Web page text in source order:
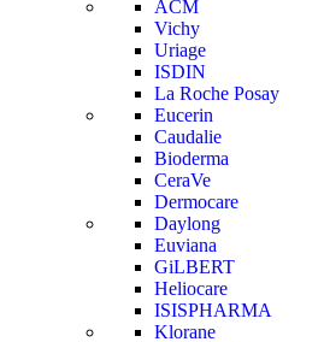
ACM
Vichy
Uriage
ISDIN
La Roche Posay
Eucerin
Caudalie
Bioderma
CeraVe
Dermocare
Daylong
Euviana
GiLBERT
Heliocare
ISISPHARMA
Klorane